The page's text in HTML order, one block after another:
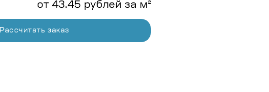
от 43.45 рублей за м²
Рассчитать заказ